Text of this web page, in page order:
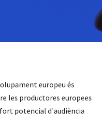
europeu és
les productores europees
potencial d'audiència